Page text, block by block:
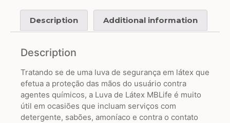
Description Additional information
Description
Tratando se de uma luva de segurança em látex que
efetua a proteção das mãos do usuário contra
agentes químicos, a Luva de Látex MBLife é muito
útil em ocasiões que incluam serviços com
detergente, sabões, amoníaco e contra o contato